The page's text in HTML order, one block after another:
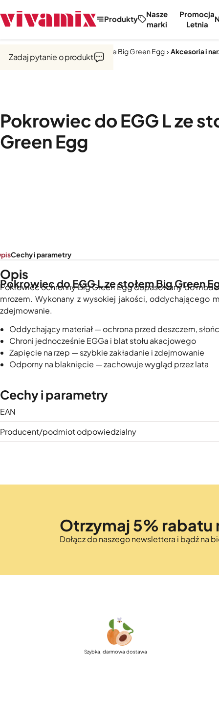
Produkty
Nasze
marki
Promocja
Letnia
Kuchnie zewnętrzne Big Green Egg Akcesoria i
Pokrowiec do EGG L ze
Green Egg
Zadaj pytanie o produkt
Pokrowiec do EGG L ze stołem Big Green
Cechy i parametry
Opis
Pokrowiec ochronny Big Green Egg dopasowany do
mrozem. Wykonany z wysokiej jakości, oddychającego
zdejmowanie.
Oddychający materiał — ochrona przed deszczem,
Chroni jednocześnie EGGa i blat stołu akacjowego
Zapięcie na rzep — szybkie zakładanie i zdejmowanie
Odporny na blaknięcie — zachowuje wygląd przez lata
Cechy i parametry
EAN
Producent/podmiot odpowiedzialny
Otrzymaj 5% rabatu
Dołącz do naszego newslettera i bądź na
Szybka, darmowa dostawa